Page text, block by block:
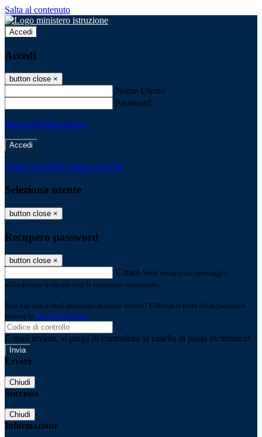
Salta al contenuto
Accedi
Accedi
button close ×
Nome Utente
Password
Password dimenticata?
-
Entra con SPID Entra con CIE
Seleziona utente
button close ×
Recupero password
button close ×
E-mail Verrà inviato un messaggio
all'indirizzo indicato con le istruzioni necessarie.
Non hai una e-mail associata al nome utente? Effettua il reset della password
tramite la Login Spaggiari
E-mail inviata, si prega di controllare la casella di posta elettronica!
Errore
Chiudi
Successo
Chiudi
Informazione